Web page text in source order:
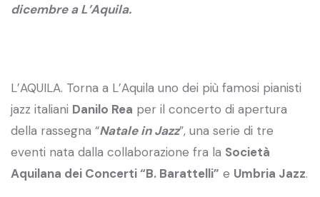
dicembre a L’Aquila.
L’AQUILA. Torna a L’Aquila uno dei più famosi pianisti
jazz italiani Danilo Rea per il concerto di apertura
della rassegna “Natale in Jazz”, una serie di tre
eventi nata dalla collaborazione fra la Società
Aquilana dei Concerti “B. Barattelli” e Umbria Jazz.